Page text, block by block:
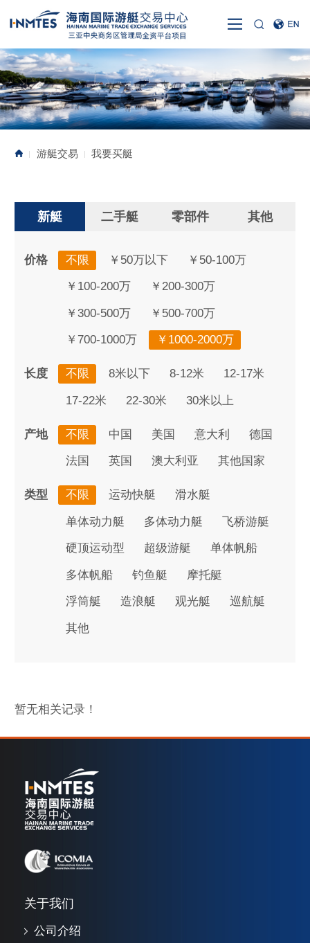
| 游艇交易 | 我要买艇
新艇 二手艇 零部件 其他
价格 不限 ￥50万以下 ￥50-100万
￥100-200万 ￥200-300万
￥300-500万 ￥500-700万
￥700-1000万 ￥1000-2000万
长度 不限 8米以下 8-12米 12-17米
17-22米 22-30米 30米以上
产地 不限 中国 美国 意大利 德国
法国 英国 澳大利亚 其他国家
类型 不限 运动快艇 滑水艇
单体动力艇 多体动力艇 飞桥游艇
硬顶运动型 超级游艇 单体帆船
多体帆船 钓鱼艇 摩托艇
浮筒艇 造浪艇 观光艇 巡航艇
其他
暂无相关记录！
关于我们
公司介绍